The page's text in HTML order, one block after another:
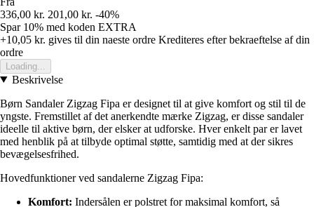
336,00 kr. 201,00 kr. -40%
Spar 10% med koden EXTRA
+10,05 kr. gives til din naeste ordre Krediteres efter bekraeftelse af din
ordre
Loading...
Beskrivelse
Børn Sandaler Zigzag Fipa er designet til at give komfort og stil til de
yngste. Fremstillet af det anerkendte mærke Zigzag, er disse sandaler
ideelle til aktive børn, der elsker at udforske. Hver enkelt par er lavet
med henblik på at tilbyde optimal støtte, samtidig med at der sikres
bevægelsesfrihed.
Hovedfunktioner ved sandalerne Zigzag Fipa:
Komfort: Indersålen er polstret for maksimal komfort, så